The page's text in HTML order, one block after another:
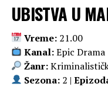
UBISTVA U
Vreme:21.00
Kanal:Epic Drama
Žanr:
Sezona:2 |